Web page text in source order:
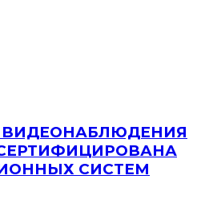
СЕРТИФИЦИРОВАНА
СИСТЕМ